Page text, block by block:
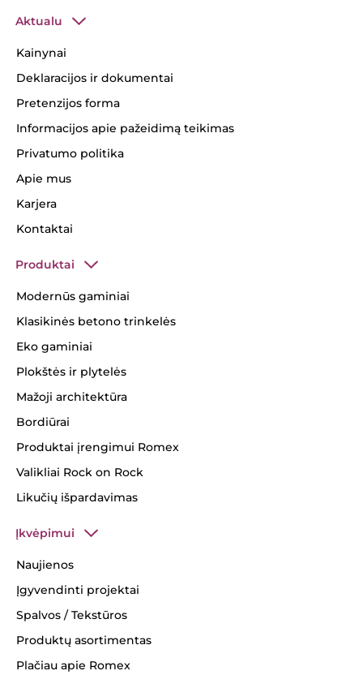
Aktualu
Kainynai
Deklaracijos ir dokumentai
Pretenzijos forma
Informacijos apie pažeidimą teikimas
Privatumo politika
Apie mus
Karjera
Kontaktai
Produktai
Modernūs gaminiai
Klasikinės betono trinkelės
Eko gaminiai
Plokštės ir plytelės
Mažoji architektūra
Bordiūrai
Produktai įrengimui Romex
Valikliai Rock on Rock
Likučių išpardavimas
Įkvėpimui
Naujienos
Įgyvendinti projektai
Spalvos / Tekstūros
Produktų asortimentas
Plačiau apie Romex